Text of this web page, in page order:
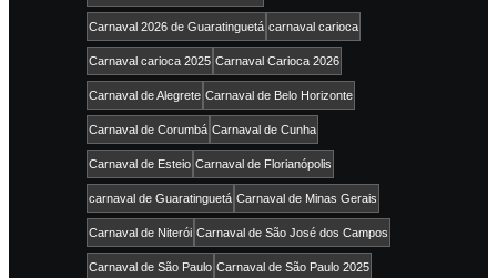
Carnaval 2026 de Guaratinguetá carnaval carioca
Carnaval carioca 2025 Carnaval Carioca 2026
Carnaval de Alegrete Carnaval de Belo Horizonte
Carnaval de Corumbá Carnaval de Cunha
Carnaval de Esteio Carnaval de Florianópolis
carnaval de Guaratinguetá Carnaval de Minas Gerais
Carnaval de Niterói Carnaval de São José dos Campos
Carnaval de São Paulo Carnaval de São Paulo 2025